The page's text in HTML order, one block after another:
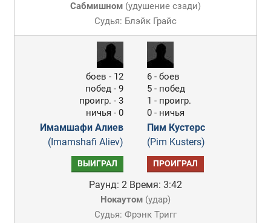
Сабмишном(удушение сзади)
Судья: Блэйк Грайс
боев - 12
побед - 9
проигр. - 3
ничья - 0
Имамшафи Алиев
(Imamshafi Aliev)
6 - боев
5 - побед
1 - проигр.
0 - ничья
Пим Кустерс
(Pim Kusters)
ВЫИГРАЛ ПРОИГРАЛ
Раунд: 2 Время: 3:42
Нокаутом(удар)
Судья: Фрэнк Тригг